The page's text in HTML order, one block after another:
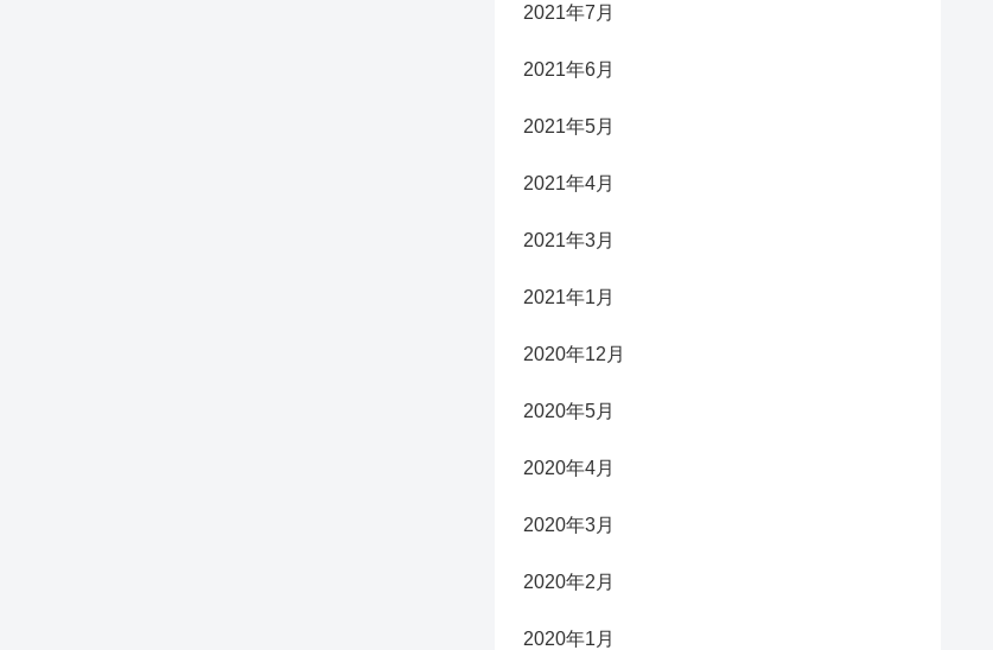
2021年7月
2021年6月
2021年5月
2021年4月
2021年3月
2021年1月
2020年12月
2020年5月
2020年4月
2020年3月
2020年2月
2020年1月